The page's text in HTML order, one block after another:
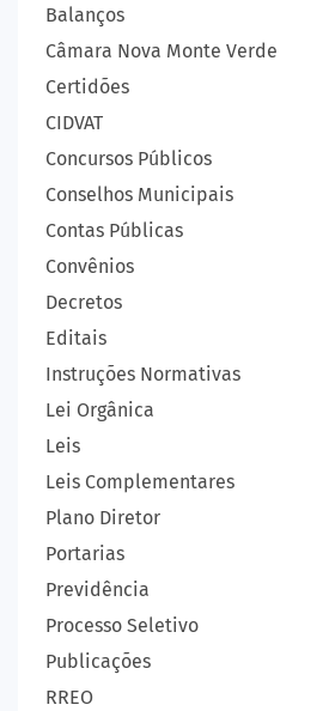
Balanços
Câmara Nova Monte Verde
Certidões
CIDVAT
Concursos Públicos
Conselhos Municipais
Contas Públicas
Convênios
Decretos
Editais
Instruções Normativas
Lei Orgânica
Leis
Leis Complementares
Plano Diretor
Portarias
Previdência
Processo Seletivo
Publicações
RREO